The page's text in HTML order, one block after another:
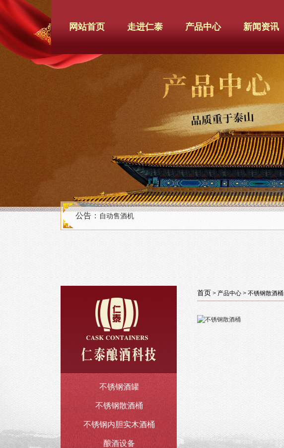
网站首页 走进仁泰 产品中心 新闻资讯
公告： 自动售酒机
不锈钢酒罐
不锈钢散酒桶
不锈钢内胆实木酒桶
酿酒设备
首页 > 产品中心 > 不锈钢散酒桶